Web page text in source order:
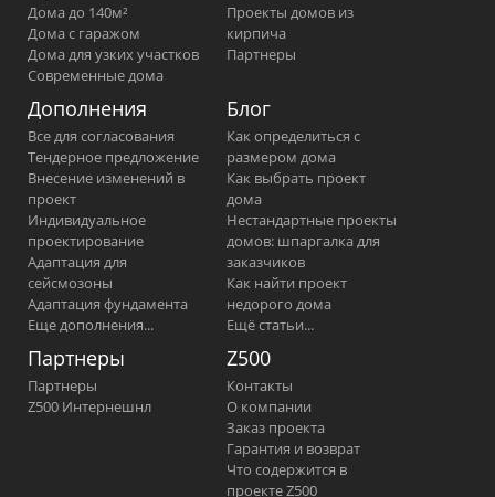
Дома до 140м²
Дома с гаражом
Дома для узких участков
Современные дома
Проекты домов из
кирпича
Партнеры
Дополнения
Все для согласования
Тендерное предложение
Внесение изменений в
проект
Индивидуальное
проектирование
Адаптация для
сейсмозоны
Адаптация фундамента
Еще дополнения...
Блог
Как определиться с
размером дома
Как выбрать проект
дома
Нестандартные проекты
домов: шпаргалка для
заказчиков
Как найти проект
недорого дома
Ещё статьи...
Партнеры
Партнеры
Z500 Интернешнл
Z500
Контакты
О компании
Заказ проекта
Гарантия и возврат
Что содержится в
проекте Z500